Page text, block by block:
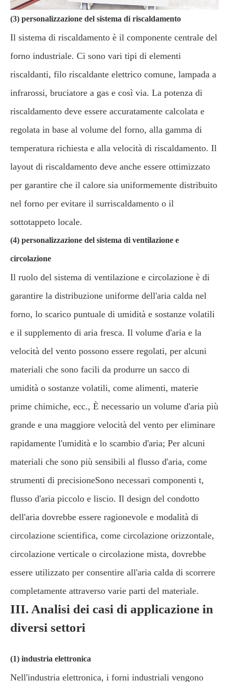
(3) personalizzazione del sistema di riscaldamento
Il sistema di riscaldamento è il componente centrale del
forno industriale. Ci sono vari tipi di elementi
riscaldanti, filo riscaldante elettrico comune, lampada a
infrarossi, bruciatore a gas e così via. La potenza di
riscaldamento deve essere accuratamente calcolata e
regolata in base al volume del forno, alla gamma di
temperatura richiesta e alla velocità di riscaldamento. Il
layout di riscaldamento deve anche essere ottimizzato
per garantire che il calore sia uniformemente distribuito
nel forno per evitare il surriscaldamento o il
sottotappeto locale.
(4) personalizzazione del sistema di ventilazione e
circolazione
Il ruolo del sistema di ventilazione e circolazione è di
garantire la distribuzione uniforme dell'aria calda nel
forno, lo scarico puntuale di umidità e sostanze volatili
e il supplemento di aria fresca. Il volume d'aria e la
velocità del vento possono essere regolati, per alcuni
materiali che sono facili da produrre un sacco di
umidità o sostanze volatili, come alimenti, materie
prime chimiche, ecc., È necessario un volume d'aria più
grande e una maggiore velocità del vento per eliminare
rapidamente l'umidità e lo scambio d'aria; Per alcuni
materiali che sono più sensibili al flusso d'aria, come
strumenti di precisioneSono necessari componenti t,
flusso d'aria piccolo e liscio. Il design del condotto
dell'aria dovrebbe essere ragionevole e modalità di
circolazione scientifica, come circolazione orizzontale,
circolazione verticale o circolazione mista, dovrebbe
essere utilizzato per consentire all'aria calda di scorrere
completamente attraverso varie parti del materiale.
III. Analisi dei casi di applicazione in
diversi settori
(1) industria elettronica
Nell'industria elettronica, i forni industriali vengono